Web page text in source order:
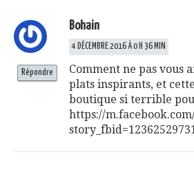
Bohain
4 DÉCEMBRE 2016 À 0 H 36 MIN
Comment ne pas vous
plats inspirants, et
boutique si terrible
https://
Répondre